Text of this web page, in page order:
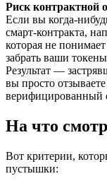
Риск контрактной
Если вы когда-
смарт-контракта,
которая не
забрать ваши
Результат —
вы просто
верифицированный
На что
Вот критерии,
пустышки: